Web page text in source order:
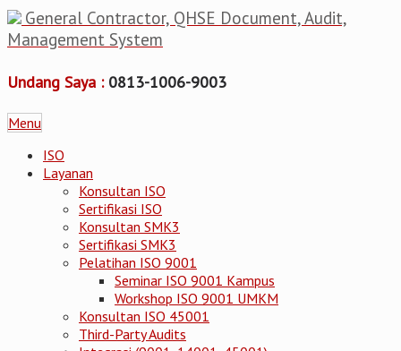
General Contractor, QHSE Document, Audit,
Management System
Undang Saya : 0813-1006-9003
Menu
ISO
Layanan
Konsultan ISO
Sertifikasi ISO
Konsultan SMK3
Sertifikasi SMK3
Pelatihan ISO 9001
Seminar ISO 9001 Kampus
Workshop ISO 9001 UMKM
Konsultan ISO 45001
Third-Party Audits